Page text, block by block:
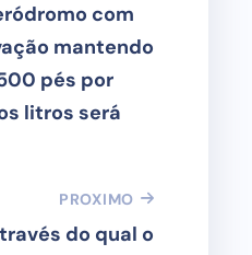
com
mantendo
pés por
litros será
PROXIMO
do qual o